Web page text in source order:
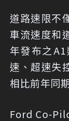
道路速限不
車流速度和
年發布之
速、超速失
相比前年同
Ford Co-